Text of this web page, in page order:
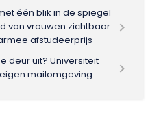
één blik in de spiegel
van vrouwen zichtbaar
afstudeerprijs
deur uit? Universiteit
mailomgeving